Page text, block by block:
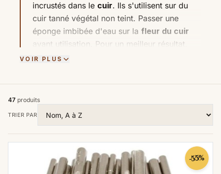
incrustés dans le cuir. Ils s'utilisent sur du
cuir tanné végétal non teint. Passer une
éponge imbibée d'eau sur la fleur du cuir
avant utilisation. Pour un meilleur résultat,
nous vous conseillons le
matoirsEasy-Carve. Pensez au rack porte
outils
matoirs pour le cuir
diversité, nous avons sélectionné les plus
importants, c'est à dire, les plus usités.
VOIR PLUS
47 produits
TRIER PAR
-55%